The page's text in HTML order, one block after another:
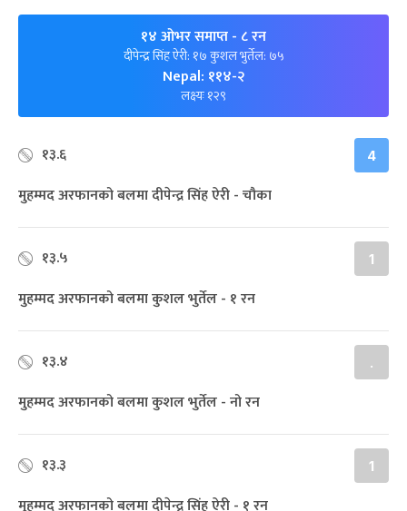
१४ ओभर समाप्त- ८ रन
दीपेन्द्र सिंह ऐरी: १७ कुशल भुर्तेल: ७५
Nepal: ११४-२
लक्ष्यः १२९
१३.६ 4
मुहम्मद अरफानको बलमा दीपेन्द्र सिंह ऐरी - चौका
१३.५ 1
मुहम्मद अरफानको बलमा कुशल भुर्तेल - १ रन
१३.४ .
मुहम्मद अरफानको बलमा कुशल भुर्तेल - नो रन
१३.३ 1